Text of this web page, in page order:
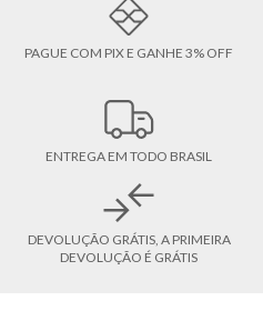
PAGUE COM PIX E GANHE 3% OFF
ENTREGA EM TODO BRASIL
DEVOLUÇÃO GRÁTIS, A PRIMEIRA
DEVOLUÇÃO É GRÁTIS